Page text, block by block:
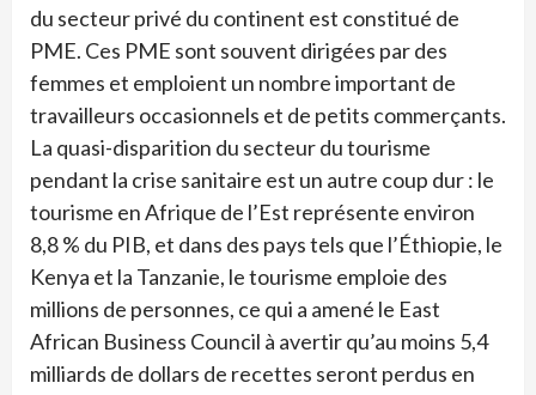
du secteur privé du continent est constitué de
PME. Ces PME sont souvent dirigées par des
femmes et emploient un nombre important de
travailleurs occasionnels et de petits commerçants.
La quasi-disparition du secteur du tourisme
pendant la crise sanitaire est un autre coup dur : le
tourisme en Afrique de l’Est représente environ
8,8 % du PIB, et dans des pays tels que l’Éthiopie, le
Kenya et la Tanzanie, le tourisme emploie des
millions de personnes, ce qui a amené le East
African Business Council à avertir qu’au moins 5,4
milliards de dollars de recettes seront perdus en